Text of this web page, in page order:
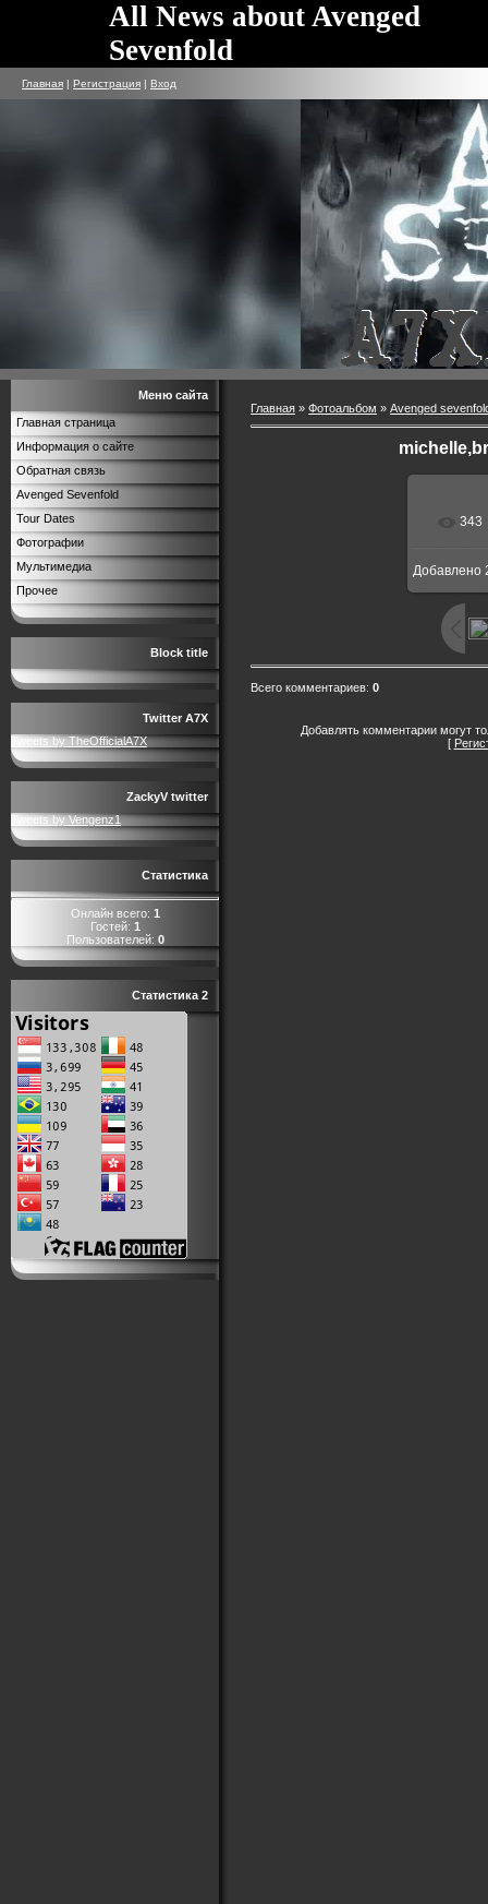
All News about Avenged
Sevenfold
Главная | Регистрация | Вход
Меню сайта
Главная страница
Информация о сайте
Обратная связь
Avenged Sevenfold
Tour Dates
Фотографии
Мультимедиа
Прочее
Block title
Twitter A7X
Tweets by TheOfficialA7X
ZackyV twitter
Tweets by Vengenz1
Статистика
Онлайн всего: 1
Гостей: 1
Пользователей: 0
Статистика 2
Главная » Фотоальбом » Avenged
343
Добавлено
Всего комментариев: 0
Добавлять комментарии могут
[